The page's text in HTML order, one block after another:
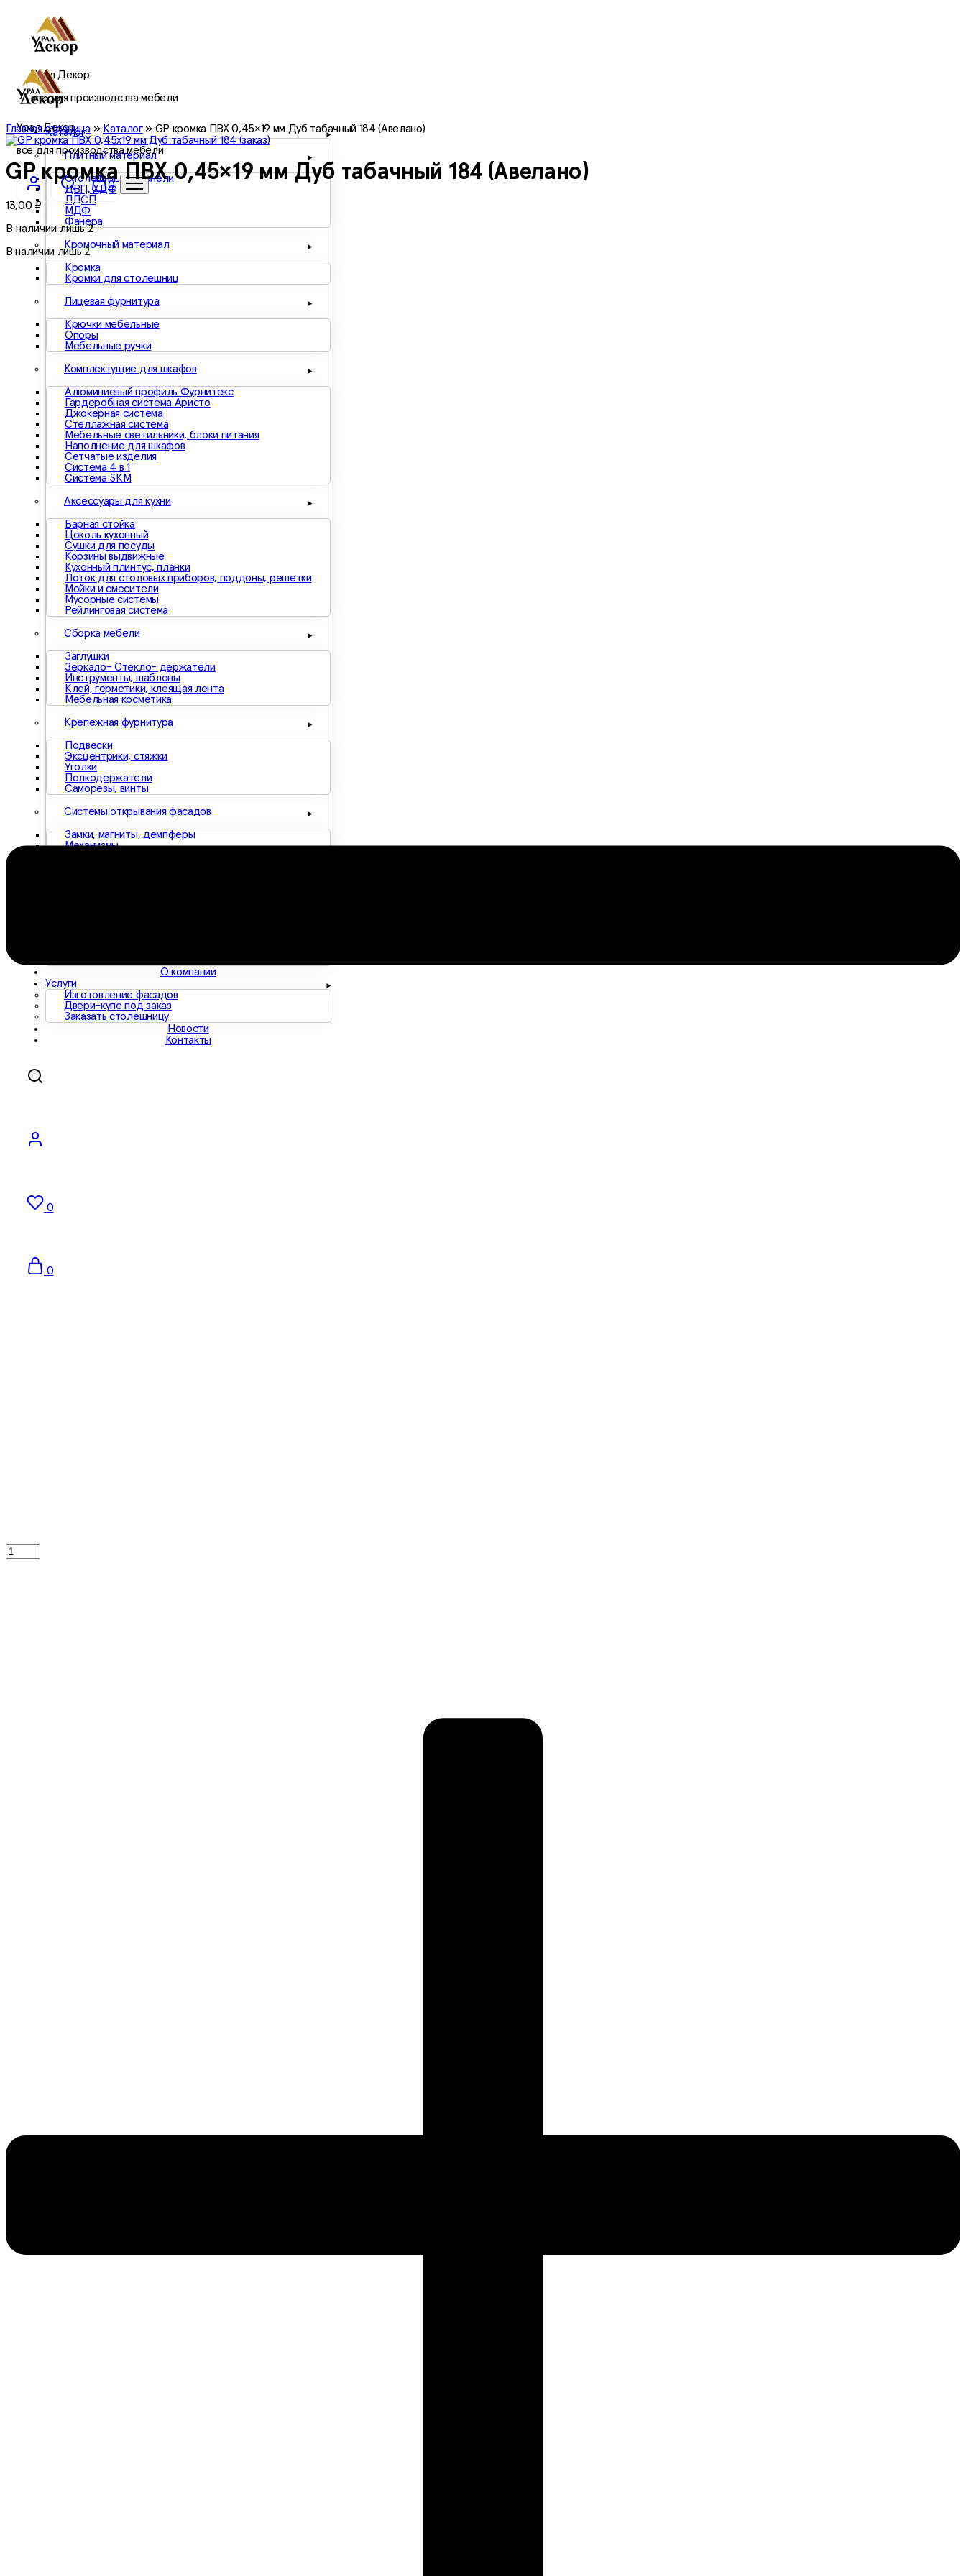
Урал Декор
все для производства мебели
Каталог
Плитный материал
Столешницы и панели
ДВП, ХДФ
ЛДСП
МДФ
Фанера
Кромочный материал
Кромка
Кромки для столешниц
Лицевая фурнитура
Крючки мебельные
Опоры
Мебельные ручки
Комплектущие для шкафов
Алюминиевый профиль Фурнитекс
Гардеробная система Аристо
Джокерная система
Стеллажная система
Мебельные светильники, блоки питания
Наполнение для шкафов
Сетчатые изделия
Система 4 в 1
Система SKM
Аксессуары для кухни
Барная стойка
Цоколь кухонный
Сушки для посуды
Корзины выдвижные
Кухонный плинтус, планки
Лоток для столовых приборов, поддоны, решетки
Мойки и смесители
Мусорные системы
Рейлинговая система
Сборка мебели
Заглушки
Зеркало- Стекло- держатели
Инструменты, шаблоны
Клей, герметики, клеящая лента
Мебельная косметика
Крепежная фурнитура
Подвески
Эксцентрики, стяжки
Уголки
Полкодержатели
Саморезы, винты
Системы открывания фасадов
Замки, магниты, демпферы
Механизмы
О компании
Услуги
Изготовление фасадов
Двери-купе под заказ
Заказать столешницу
Новости
Контакты
0
0
Урал Декор
все для производства мебели
0
Главная страница» Каталог» GP кромка ПВХ 0,45×19 мм Дуб табачный 184 (Авелано)
GP кромка ПВХ 0,45×19 мм Дуб табачный 184 (Авелано)
13,00 ₽
В наличии лишь 2
В наличии лишь 2
количество,
GP